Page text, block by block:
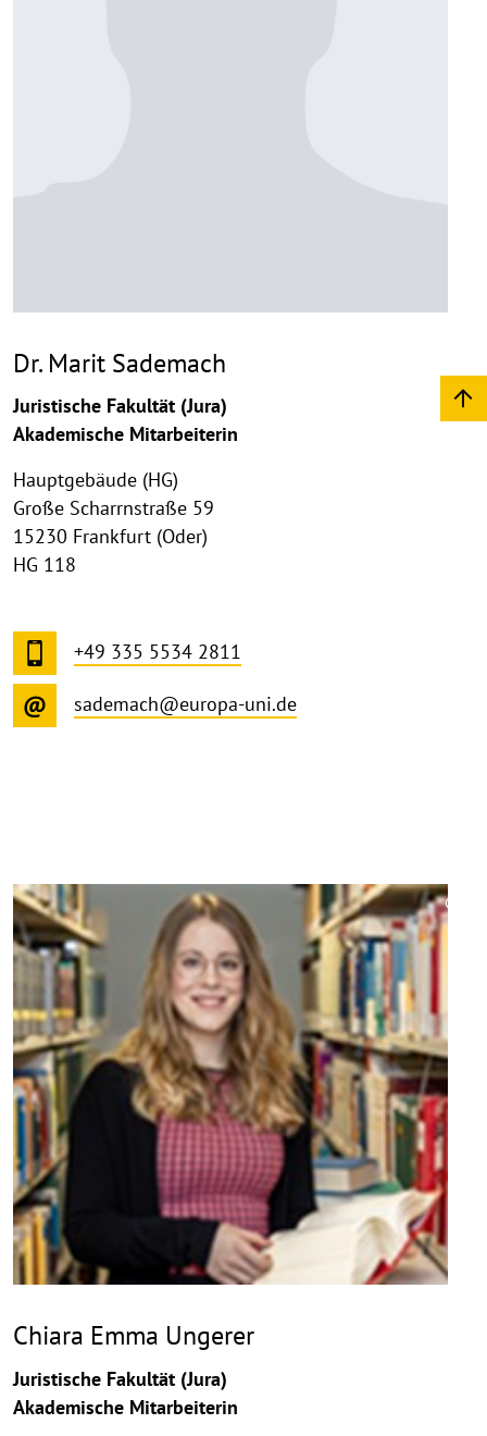
Dr. Marit Sademach
Juristische Fakultät (Jura)
Akademische Mitarbeiterin
Hauptgebäude (HG)
Große Scharrnstraße 59
15230 Frankfurt (Oder)
HG 118
+49 335 5534 2811
sademach@europa-uni.de
©
Chiara Emma Ungerer
Juristische Fakultät (Jura)
Akademische Mitarbeiterin